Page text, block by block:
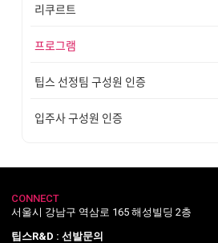
리쿠르트
프로그램
팁스 선정팀 구성원 인증
입주사 구성원 인증
CONNECT
서울시 강남구 역삼로 165 해성빌딩 2층
팁스R&D : 선발문의